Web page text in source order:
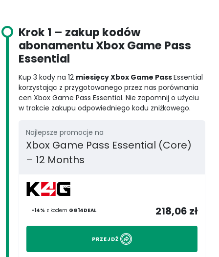
Krok1 – zakup kodów
abonamentu Xbox Game Pass
Essential
Kup 3 kody na 12 miesięcy Xbox Game PassEssential
korzystając z przygotowanego przez nas porównania
cen Xbox Game Pass Essential. Nie zapomnij o użyciu
w trakcie zakupu odpowiedniego kodu zniżkowego.
Najlepsze promocje na
Xbox Game Pass Essential (Core)
– 12 Months
-14% z kodem GG14DEAL 218,06 zł
PRZEJDŹ